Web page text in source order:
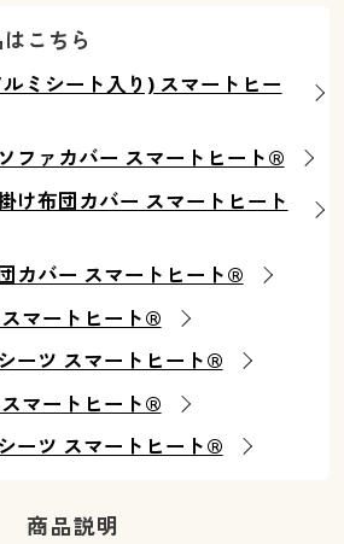
こちら
ミシート入り) スマートヒー
ファカバー スマートヒート®
け布団カバー スマートヒート
カバー スマートヒート®
マートヒート®
ーツ スマートヒート®
マートヒート®
ーツ スマートヒート®
商品説明